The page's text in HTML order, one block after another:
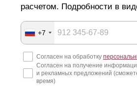
расчетом. Подробности в
+7
Согласен на обработку
Согласен на получение
и рекламных предложений
время)